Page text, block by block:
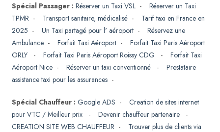
Spécial Passager : Réserver un Taxi VSL - Réserver un Taxi
TPMR - Transport sanitaire, médicalisé - Tarif taxi en France en
2025 - Un Taxi partagé pour l' aéroport - Réservez une
Ambulance - Forfait Taxi Aéroport - Forfait Taxi Paris Aéroport
ORLY
- Forfait Taxi Paris Aéroport Roissy CDG - Forfait Taxi
Aéroport Nice - Réserver un taxi conventionné - Prestataire
assistance taxi pour les assurances -
Spécial Chauffeur : Google ADS - Creation de sites internet
pour VTC / Meilleur prix
- Devenir chauffeur partenaire
-
CREATION SITE WEB CHAUFFEUR - Trouver plus de clients via